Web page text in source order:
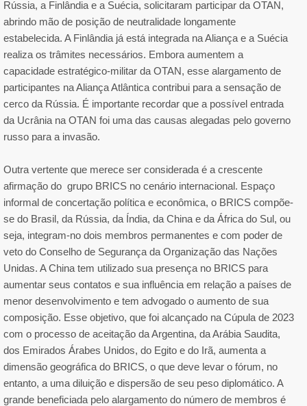
Rússia, a Finlândia e a Suécia, solicitaram participar da OTAN,
abrindo mão de posição de neutralidade longamente
estabelecida. A Finlândia já está integrada na Aliança e a Suécia
realiza os trâmites necessários. Embora aumentem a
capacidade estratégico-militar da OTAN, esse alargamento de
participantes na Aliança Atlântica contribui para a sensação de
cerco da Rússia. É importante recordar que a possível entrada
da Ucrânia na OTAN foi uma das causas alegadas pelo governo
russo para a invasão.
Outra vertente que merece ser considerada é a crescente
afirmação do grupo BRICS no cenário internacional. Espaço
informal de concertação política e econômica, o BRICS compõe-
se do Brasil, da Rússia, da Índia, da China e da África do Sul, ou
seja, integram-no dois membros permanentes e com poder de
veto do Conselho de Segurança da Organização das Nações
Unidas. A China tem utilizado sua presença no BRICS para
aumentar seus contatos e sua influência em relação a países de
menor desenvolvimento e tem advogado o aumento de sua
composição. Esse objetivo, que foi alcançado na Cúpula de 2023
com o processo de aceitação da Argentina, da Arábia Saudita,
dos Emirados Árabes Unidos, do Egito e do Irã, aumenta a
dimensão geográfica do BRICS, o que deve levar o fórum, no
entanto, a uma diluição e dispersão de seu peso diplomático. A
grande beneficiada pelo alargamento do número de membros é